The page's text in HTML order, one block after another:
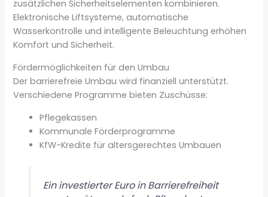
zusätzlichen Sicherheitselementen kombinieren.
Elektronische Liftsysteme, automatische
Wasserkontrolle und intelligente Beleuchtung erhöhen
Komfort und Sicherheit.
Fördermöglichkeiten für den Umbau
Der barrierefreie Umbau wird finanziell unterstützt.
Verschiedene Programme bieten Zuschüsse:
Pflegekassen
Kommunale Förderprogramme
KfW-Kredite für altersgerechtes Umbauen
Ein investierter Euro in Barrierefreiheit